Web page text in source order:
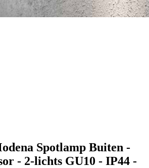
Spotlamp Buiten -
- 2-lichts GU10 - IP44 -